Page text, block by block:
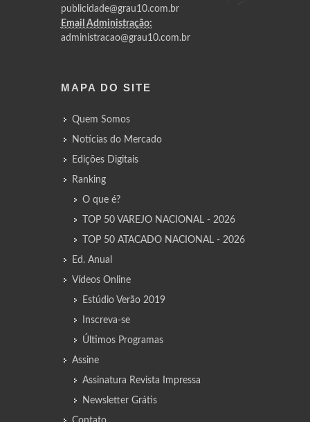
publicidade@grau10.com.br
Email Administração:
administracao@grau10.com.br
MAPA DO SITE
Quem Somos
Notícias do Mercado
Edições Digitais
Ranking
O que é?
TOP 50 VAREJO NACIONAL - 2026
TOP 50 ATACADO NACIONAL - 2026
Ed. Anual
Vídeos Online
Estúdio Verão 2019
Inscreva-se
Últimos Programas
Assine
Assinatura Revista Impressa
Newsletter Grátis